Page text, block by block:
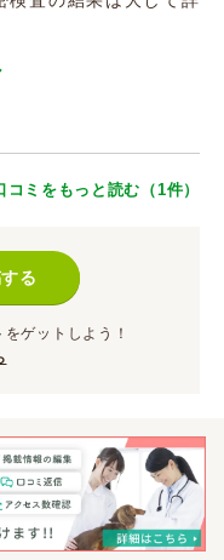
コミをもっと読む（1件）
る
をゲットしよう！